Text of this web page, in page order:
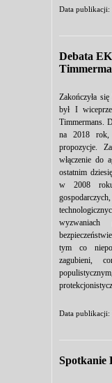
Data publikacji:
Debata
Zakończyła
był I
Timmermans.
na 2018 rok,
propozycje.
włączenie do
ostatnim
w 2008
wyzwaniach
tym co
zagubieni,
Data publikacji:
Spotkanie